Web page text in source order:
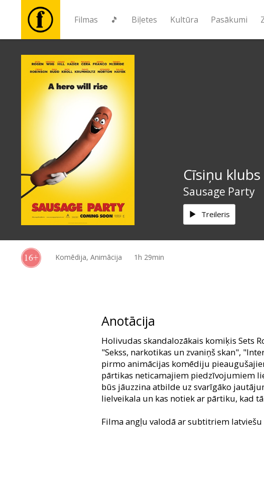
Filmas 🎵 Biļetes Kultūra Pasākumi
Filmas
Pasākumi
Ziņas
kartes
Cīsiņu klubs
Sausage Party
Treileris
Komēdija, Animācija 1h 29min
Anotācija
Holivudas skandalozākais komiķis Sets
"Sekss, narkotikas un zvaniņš skan",
pirmo animācijas komēdiju
pārtikas neticamajiem piedzīvojumiem
būs jāuzzina atbilde uz svarīgāko
lielveikala un kas notiek ar pārtiku, kad
Filma angļu valodā ar subtitriem